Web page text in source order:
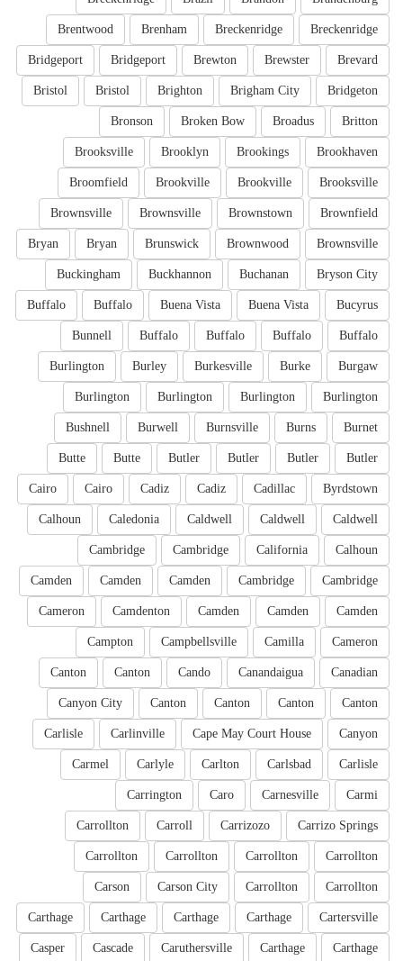
Breckenridge
Breckenridge
Brenham
Brentwood
Brevard
Brewster
Brewton
Bridgeport
Bridgeport
Bridgeton
Brigham City
Brighton
Bristol
Bristol
Britton
Broadus
Broken Bow
Bronson
Brookhaven
Brookings
Brooklyn
Brooksville
Brooksville
Brookville
Brookville
Broomfield
Brownfield
Brownstown
Brownsville
Brownsville
Brownsville
Brownwood
Brunswick
Bryan
Bryan
Bryson City
Buchanan
Buckhannon
Buckingham
Bucyrus
Buena Vista
Buena Vista
Buffalo
Buffalo
Buffalo
Buffalo
Buffalo
Buffalo
Bunnell
Burgaw
Burke
Burkesville
Burley
Burlington
Burlington
Burlington
Burlington
Burlington
Burnet
Burns
Burnsville
Burwell
Bushnell
Butler
Butler
Butler
Butler
Butte
Butte
Byrdstown
Cadillac
Cadiz
Cadiz
Cairo
Cairo
Caldwell
Caldwell
Caldwell
Caledonia
Calhoun
Calhoun
California
Cambridge
Cambridge
Cambridge
Cambridge
Camden
Camden
Camden
Camden
Camden
Camden
Camdenton
Cameron
Cameron
Camilla
Campbellsville
Campton
Canadian
Canandaigua
Cando
Canton
Canton
Canton
Canton
Canton
Canton
Canyon City
Canyon
Cape May Court House
Carlinville
Carlisle
Carlisle
Carlsbad
Carlton
Carlyle
Carmel
Carmi
Carnesville
Caro
Carrington
Carrizo Springs
Carrizozo
Carroll
Carrollton
Carrollton
Carrollton
Carrollton
Carrollton
Carrollton
Carrollton
Carson City
Carson
Cartersville
Carthage
Carthage
Carthage
Carthage
Carthage
Carthage
Caruthersville
Cascade
Casper